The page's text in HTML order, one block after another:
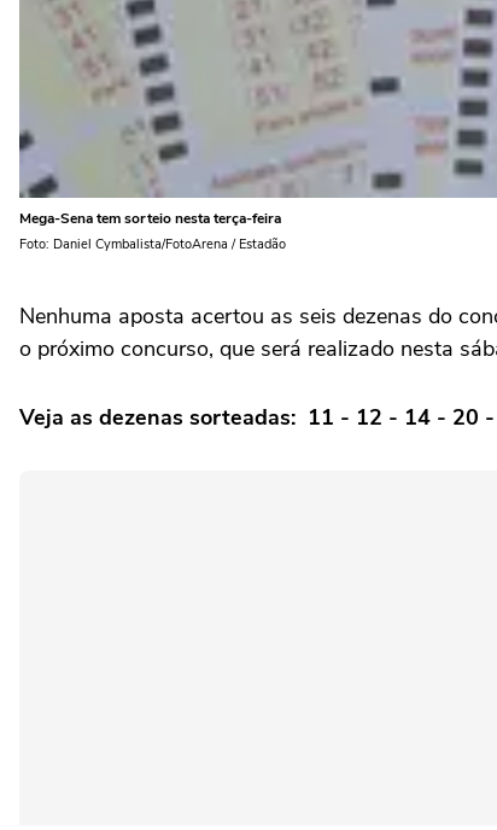
Mega-Sena tem sorteio nesta terça-feira
Foto: Daniel Cymbalista/FotoArena / Estadão
Nenhuma aposta acertou as seis dezenas do
o próximo concurso, que será realizado nesta
Veja as dezenas sorteadas: 11 - 12 - 14 - 20